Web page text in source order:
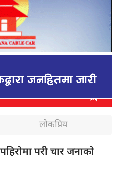
लोकप्रिय
पहिरोमा परी चार जनाको